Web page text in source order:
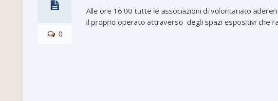
0
Alle ore 16.00 tutte le associazioni di volontariato
il proprio operato attraverso degli spazi espositivi che